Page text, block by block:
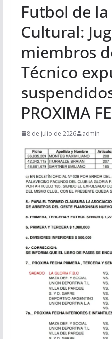
Futbol de la
Cultural:
miembros
Técnico
PROXIMA
8 de julio de 2026 admin